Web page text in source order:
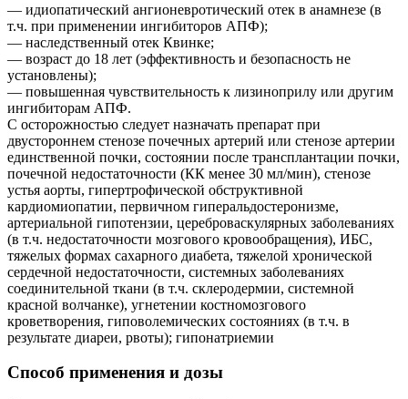
— идиопатический ангионевротический отек в анамнезе (в
т.ч. при применении ингибиторов АПФ);
— наследственный отек Квинке;
— возраст до 18 лет (эффективность и безопасность не
установлены);
— повышенная чувствительность к лизиноприлу или другим
ингибиторам АПФ.
С осторожностью следует назначать препарат при
двустороннем стенозе почечных артерий или стенозе артерии
единственной почки, состоянии после трансплантации почки,
почечной недостаточности (КК менее 30 мл/мин), стенозе
устья аорты, гипертрофической обструктивной
кардиомиопатии, первичном гиперальдостеронизме,
артериальной гипотензии, цереброваскулярных заболеваниях
(в т.ч. недостаточности мозгового кровообращения), ИБС,
тяжелых формах сахарного диабета, тяжелой хронической
сердечной недостаточности, системных заболеваниях
соединительной ткани (в т.ч. склеродермии, системной
красной волчанке), угнетении костномозгового
кроветворения, гиповолемических состояниях (в т.ч. в
результате диареи, рвоты); гипонатриемии
Способ применения и дозы